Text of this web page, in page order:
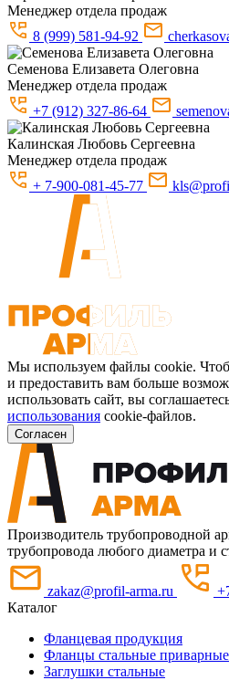
Менеджер отдела продаж
8 (999) 581-94-92
Семенова Елизавета Олеговна
Менеджер отдела продаж
+7 (912) 327-86-64
Калинская Любовь Сергеевна
Менеджер отдела продаж
+ 7-900-081-45-77
Мы используем файлы cookie.
и предоставить вам больше
использовать сайт, вы
использования cookie-файлов.
Согласен
Производитель трубопроводной
трубопровода любого диаметра и
zakaz@profil-arma.ru
Каталог
Фланцевая продукция
Фланцы стальные приварные
Заглушки стальные